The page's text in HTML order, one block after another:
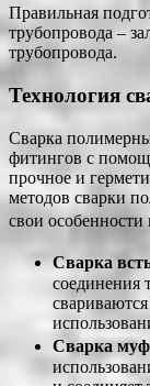
Правильная
трубопровода –
трубопровода.
Технология
Сварка
фитингов с
прочное и
методов сварки
свои особенности
Сварка
соединения
Сварка